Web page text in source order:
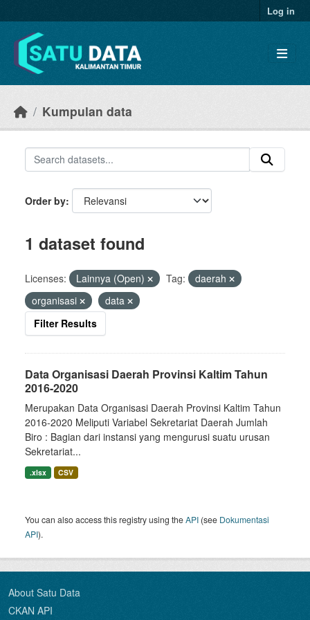
Log in
Kumpulan data
Order by
1 dataset found
Licenses: Lainnya (Open) Tag:
daerah
organisasi
data
Filter Results
Data Organisasi Daerah Provinsi Kaltim Tahun
2016-2020
Merupakan Data Organisasi Daerah Provinsi Kaltim Tahun
2016-2020 Meliputi Variabel Sekretariat Daerah Jumlah
Biro : Bagian dari instansi yang mengurusi suatu urusan
Sekretariat...
.xlsx CSV
You can also access this registry using theAPI (see Dokumentasi
API).
About Satu Data
CKAN API